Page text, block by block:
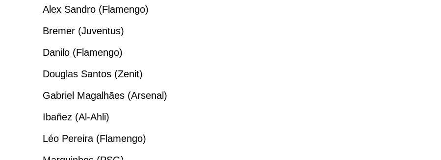
Alex Sandro (Flamengo)
Bremer (Juventus)
Danilo (Flamengo)
Douglas Santos (Zenit)
Gabriel Magalhães (Arsenal)
Ibañez (Al-Ahli)
Léo Pereira (Flamengo)